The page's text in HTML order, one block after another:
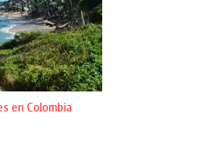
en Colombia